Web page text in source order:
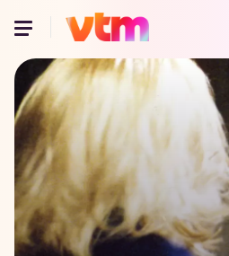
Voor je onze
best je browser updaten
van de
Google Chrome
Firefox